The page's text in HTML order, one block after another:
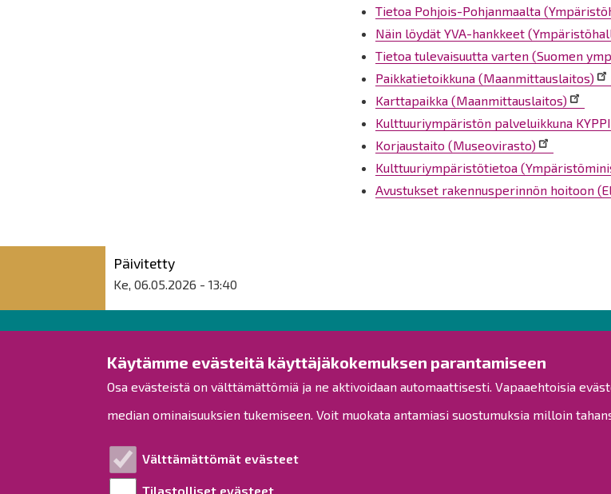
Käytämme evästeitä käyttäjäkokemuksen parantamiseen
Osa evästeistä on välttämättömiä ja ne aktivoidaan automaattisesti. Vapaaehtoisia
median ominaisuuksien tukemiseen. Voit muokata antamiasi suostumuksia milloin
Välttämättömät evästeet
Tilastolliset evästeet
Tietoa Pohjois-Pohjanmaalta
Näin löydät YVA-hankkeet
Tietoa tulevaisuutta varten (Suomen
Paikkatietoikkuna (Maanmittauslaitos)
Karttapaikka (Maanmittauslaitos)
Kulttuuriympäristön palveluikkuna
Korjaustaito (Museovirasto)
Kulttuuri­ympäristö­tietoa
Avustukset rakennusperinnön hoitoon
Päivitetty
Ke, 06.05.2026 - 13:40
Raahen kaupunki
Rantakatu 50
92100 Raahe
kirjaamo@raahe.fi
Ota yhteyttä!
Yleinen palaute
Toimipisteet